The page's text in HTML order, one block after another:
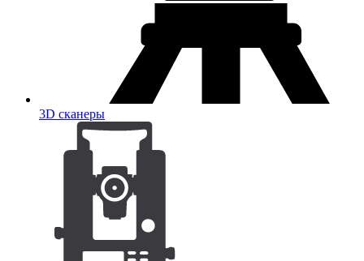
3D сканеры